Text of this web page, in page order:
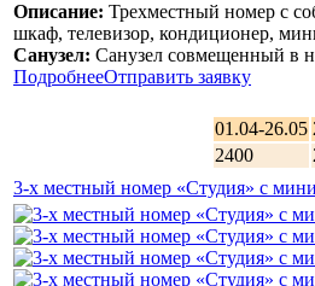
Описание: Трехместный номер с
шкаф, телевизор, кондиционер,
Санузел: Санузел совмещенный в
ПодробнееОтправить заявку
01.04-26.05
2400
3-х местный номер «Студия» с